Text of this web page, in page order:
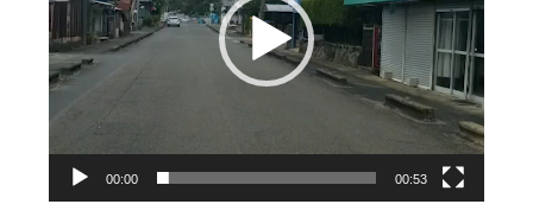
ー
ヤ
ー
00:00 00:53